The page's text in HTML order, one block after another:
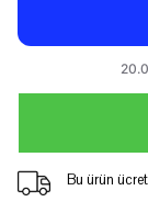
Bu ürün